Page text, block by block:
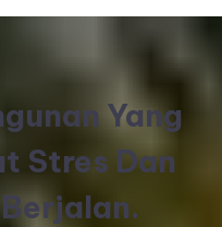
Yang
Stres Dan